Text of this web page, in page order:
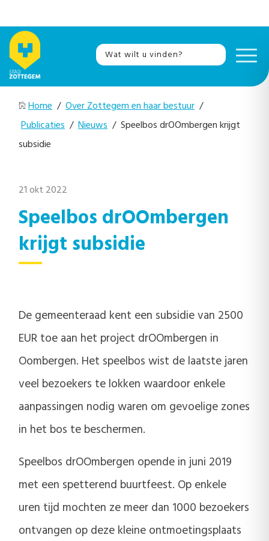
Home / Over Zottegem en haar bestuur /
Publicaties / Nieuws / Speelbos drOOmbergen krijgt
subsidie
21 okt 2022
Speelbos drOOmbergen
krijgt subsidie
De gemeenteraad kent een subsidie van 2500
EUR toe aan het project drOOmbergen in
Oombergen. Het speelbos wist de laatste jaren
veel bezoekers te lokken waardoor enkele
aanpassingen nodig waren om gevoelige zones
in het bos te beschermen.
Speelbos drOOmbergen opende in juni 2019
met een spetterend buurtfeest. Op enkele
uren tijd mochten ze meer dan 1000 bezoekers
ontvangen op deze kleine ontmoetingsplaats